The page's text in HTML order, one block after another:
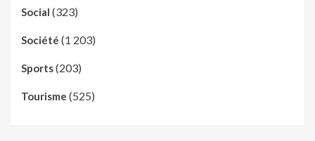
Social (323)
Société (1 203)
Sports(203)
Tourisme (525)